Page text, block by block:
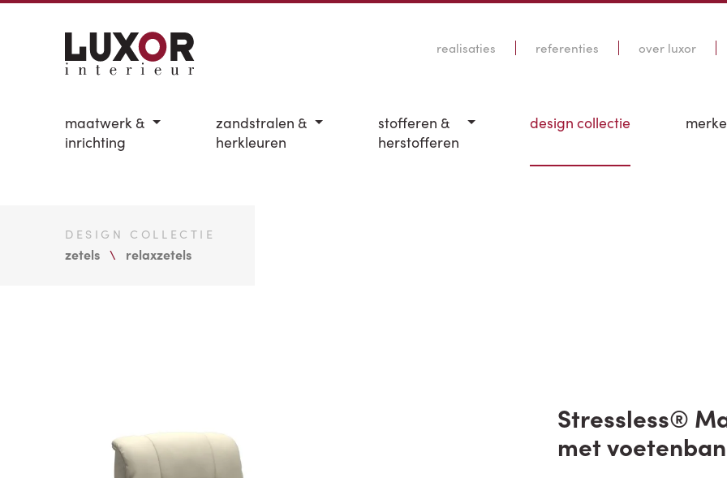
realisaties referenties over luxor
maatwerk &
inrichting
zandstralen &
herkleuren
stofferen &
herstofferen
design collectie
DESIGN COLLECTIE
zetels relaxzetels
Stressless®
met